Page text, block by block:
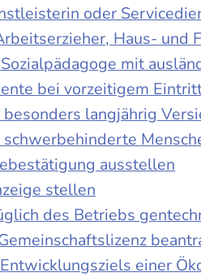
oder
Haus- und
mit
bei vorzeitigem
langjährig
ausstellen
stellen
des Betriebs
einer